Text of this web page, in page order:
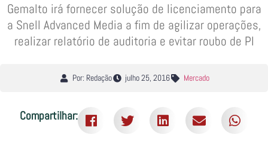
Gemalto irá fornecer solução de licenciamento para
a Snell Advanced Media a fim de agilizar operações,
realizar relatório de auditoria e evitar roubo de PI
Por: Redação julho 25, 2016 Mercado
Compartilhar: